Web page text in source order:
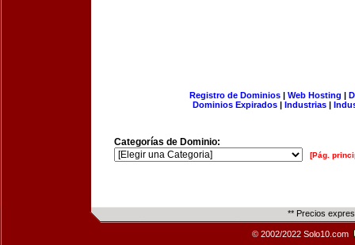
Registro de Dominios| Web Hosting |
Dominios Expirados | Industrias |
Categorías de Dominio:
[Pág.
** Precios
© 2002/2022 Solo10.com